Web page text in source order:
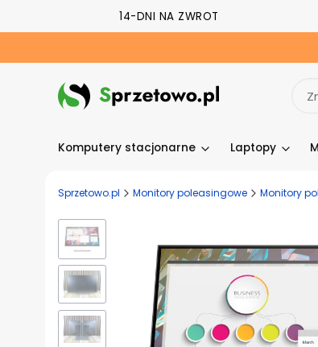
14-DNI NA ZWROT
Komputery stacjonarne Laptopy
Sprzetowo.pl Monitory poleasingowe Monitory